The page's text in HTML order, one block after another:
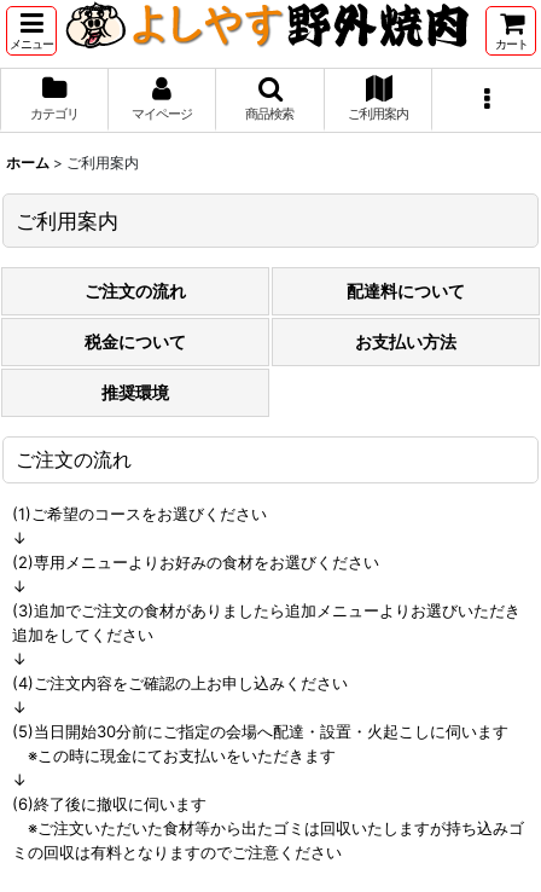
メニュー カート
カテゴリ マイページ 商品検索 ご利用案内
ホーム > ご利用案内
ご利用案内
ご注文の流れ 配達料について
税金について お支払い方法
推奨環境
ご注文の流れ
(1)ご希望のコースをお選びください
↓
(2)専用メニューよりお好みの食材をお選びください
↓
(3)追加でご注文の食材がありましたら追加メニューよりお選びいただき
追加をしてください
↓
(4)ご注文内容をご確認の上お申し込みください
↓
(5)当日開始30分前にご指定の会場へ配達・設置・火起こしに伺います
※この時に現金にてお支払いをいただきます
↓
(6)終了後に撤収に伺います
※ご注文いただいた食材等から出たゴミは回収いたしますが持ち込みゴ
ミの回収は有料となりますのでご注意ください